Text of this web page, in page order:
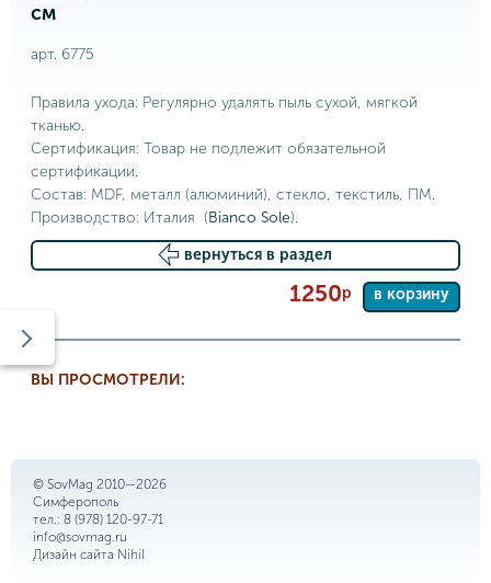
см
арт. 6775
Правила ухода: Регулярно удалять пыль сухой, мягкой
тканью.
Сертификация: Товар не подлежит обязательной
сертификации.
Состав: MDF, металл (алюминий), стекло, текстиль, ПМ.
Производство: Италия (Bianco Sole).
вернуться в раздел
1250р в корзину
ВЫ ПРОСМОТРЕЛИ:
© SovMag 2010—2026
Симферополь
тел.: 8 (978) 120-97-71
info@sovmag.ru
Дизайн сайта Nihil